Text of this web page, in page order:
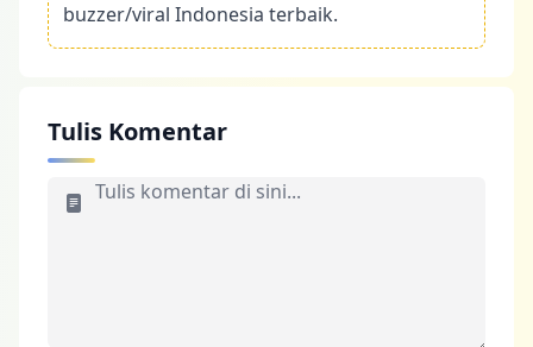
buzzer/viral Indonesia terbaik.
Tulis Komentar